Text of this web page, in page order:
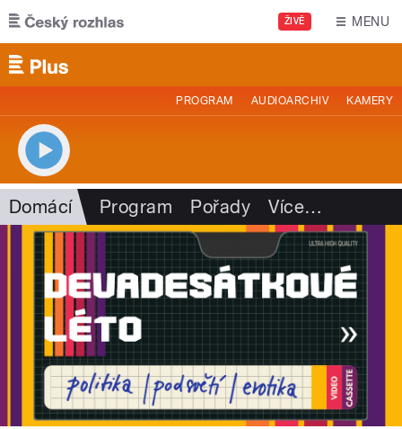
Přejít k hlavnímu obsahu
ŽIVĚ MENU
PROGRAM AUDIOARCHIV KAMERY
Domácí Program Pořady Více…